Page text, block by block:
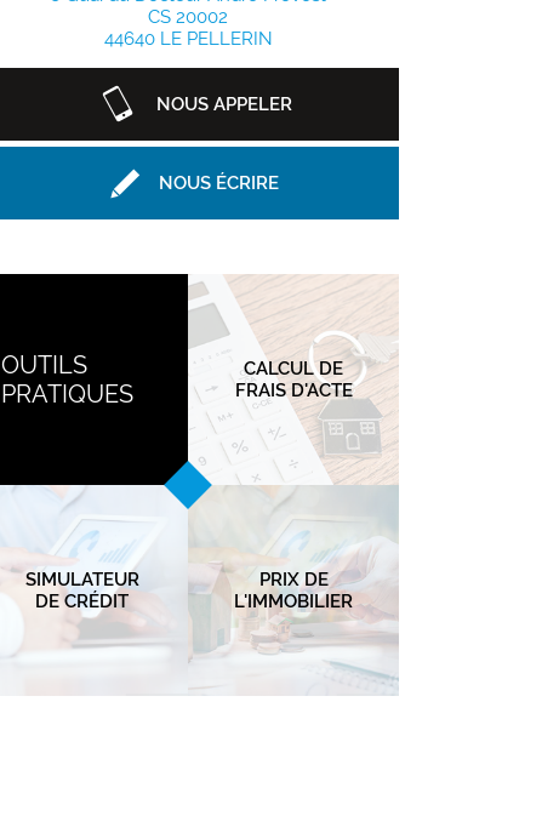
CS 20002
44640 LE PELLERIN
NOUS APPELER
NOUS ÉCRIRE
OUTILS
PRATIQUES
CALCUL DE
FRAIS D'ACTE
SIMULATEUR
DE CRÉDIT
PRIX DE
L'IMMOBILIER